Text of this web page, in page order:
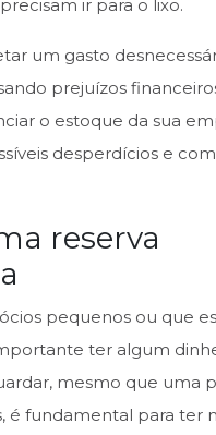
ir para o lixo.
um gasto
prejuízos
o estoque da sua
desperdícios e
reserva
pequenos ou que
ter algum
mesmo que uma
é fundamental para ter